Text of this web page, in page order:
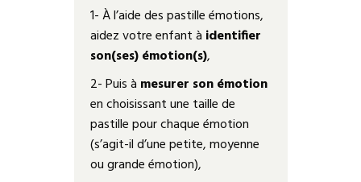
1- À l’aide des pastille émotions,
aidez votre enfant à identifier
son(ses) émotion(s),
2- Puis à mesurer son émotion
en choisissant une taille de
pastille pour chaque émotion
(s’agit-il d’une petite, moyenne
ou grande émotion),